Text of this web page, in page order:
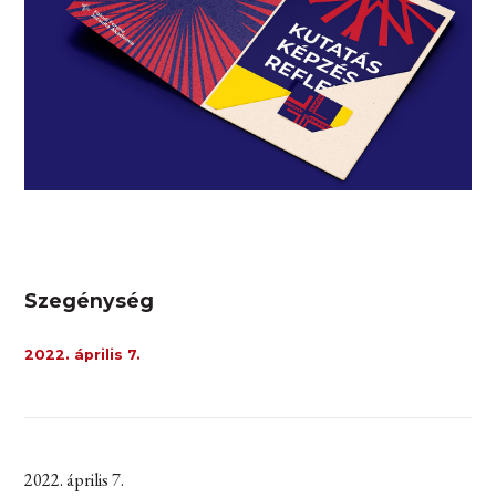
Szegénység
2022. április 7.
2022. április 7.